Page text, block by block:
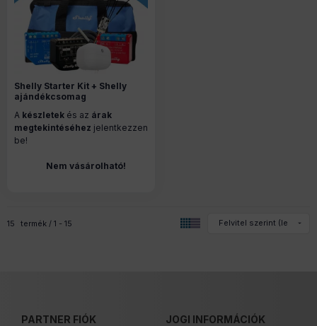
Shelly Starter Kit + Shelly
ajándékcsomag
A készletek és az árak
megtekintéséhez jelentkezzen
be!
Nem vásárolható!
15 termék 1 15
PARTNER FIÓK JOGI INFORMÁCIÓK